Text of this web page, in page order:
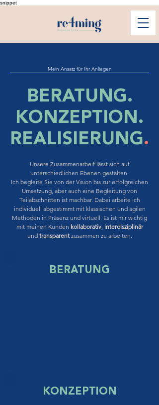
snippet
Mein Ansatz für Ihr Anliegen
BERATUNG.
KONZEPTION.
REALISIERUNG.
Unsere Zusammenarbeit lässt sich auf
unterschiedlichen Ebenen gestalten.
Ich begleite Sie von der Vision bis zur erfolgreichen
Umsetzung, aber auch eine Begleitung von
Teilabschnitten ist machbar. Dabei arbeite ich
individuell abgestimmt mit klassischen und agilen
Methoden in Präsenz und virtuell. Es ist mir wichtig
mit meinen Kunden kollaborativ, interdisziplinär
und transparentzusammen zu arbeiten.
BERATUNG
KONZEPTION